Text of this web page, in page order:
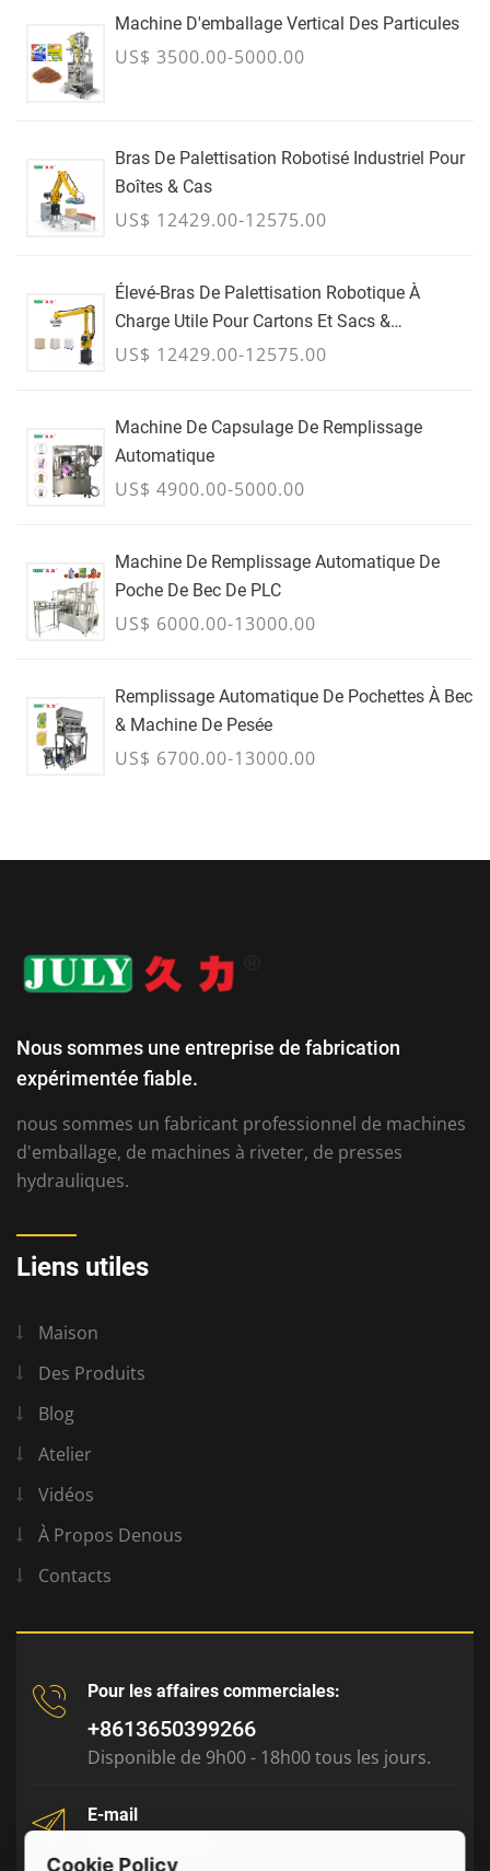
Machine D'emballage Vertical Des Particules
US$ 3500.00-5000.00
Bras De Palettisation Robotisé Industriel Pour
Boîtes & Cas
US$ 12429.00-12575.00
Élevé-Bras De Palettisation Robotique À
Charge Utile Pour Cartons Et Sacs &
Conteneurs En Vrac - JUILLET
US$ 12429.00-12575.00
Machine De Capsulage De Remplissage
Automatique
US$ 4900.00-5000.00
Machine De Remplissage Automatique De
Poche De Bec De PLC
US$ 6000.00-13000.00
Remplissage Automatique De Pochettes À Bec
& Machine De Pesée
US$ 6700.00-13000.00
Nous sommes une entreprise de fabrication
expérimentée fiable.
nous sommes un fabricant professionnel de machines
d'emballage, de machines à riveter, de presses
hydrauliques.
Liens utiles
Maison
Des Produits
Blog
Atelier
Vidéos
À Propos Denous
Contacts
Pour les affaires commerciales:
+8613650399266
Disponible de 9h00 - 18h00 tous les jours.
E-mail
Cookie Policy